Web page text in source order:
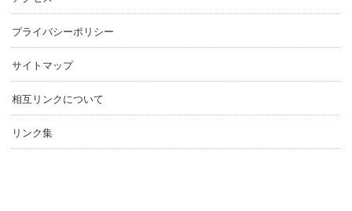
プライバシーポリシー
サイトマップ
相互リンクについて
リンク集